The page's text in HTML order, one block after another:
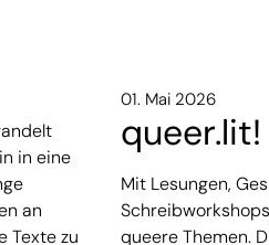
in eine
an
Texte zu
01. Mai 2026
queer.lit!
Mit Lesungen,
queere Themen.